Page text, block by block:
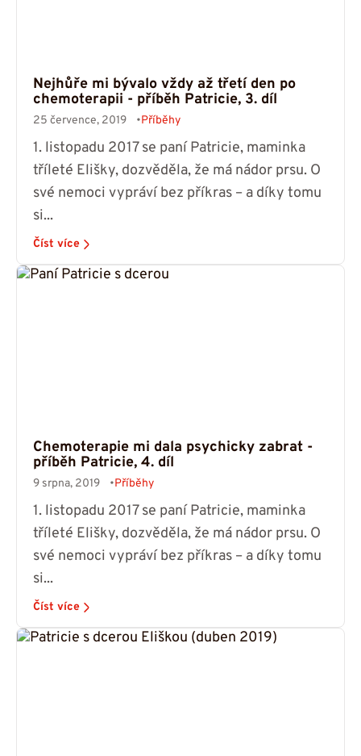
Nejhůře mi bývalo vždy až třetí den po
chemoterapii - příběh Patricie, 3. díl
25 července, 2019 Příběhy
1. listopadu 2017 se paní Patricie, maminka
tříleté Elišky, dozvěděla, že má nádor prsu. O
své nemoci vypráví bez příkras – a díky tomu
si...
Číst více
Chemoterapie mi dala psychicky zabrat -
příběh Patricie, 4. díl
9 srpna, 2019 Příběhy
1. listopadu 2017 se paní Patricie, maminka
tříleté Elišky, dozvěděla, že má nádor prsu. O
své nemoci vypráví bez příkras – a díky tomu
si...
Číst více